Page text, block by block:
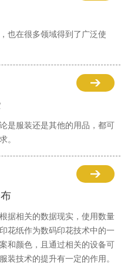
也在很多领域得到了广泛使
是服装还是其他的用品，都可
。
据相关的数据现实，使用数量
花纸作为数码印花技术中的一
和颜色，且通过相关的设备可
装技术的提升有一定的作用。